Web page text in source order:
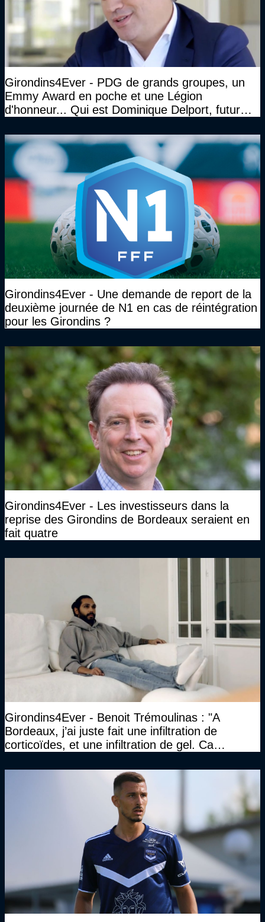
Girondins4Ever - PDG de grands groupes, un
Emmy Award en poche et une Légion
d'honneur... Qui est Dominique Delport, futur
Girondins4Ever - Une demande de report de la
deuxième journée de N1 en cas de réintégration
pour les Girondins ?
Girondins4Ever - Les investisseurs dans la
reprise des Girondins de Bordeaux seraient en
fait quatre
Girondins4Ever - Benoit Trémoulinas : "A
Bordeaux, j’ai juste fait une infiltration de
corticoïdes, et une infiltration de gel. Ca